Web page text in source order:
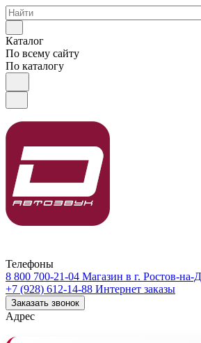
Каталог
По всему сайту
По каталогу
Телефоны
8 800 700-21-04 Магазин в г. Ростов-на-
+7 (928) 612-14-88 Интернет заказы
Заказать звонок
Адрес